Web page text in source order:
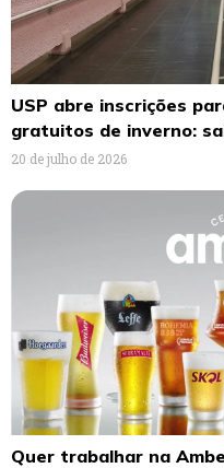
USP abre inscrições
gratuitos de inverno:
20 de julho de 2026
Quer trabalhar na